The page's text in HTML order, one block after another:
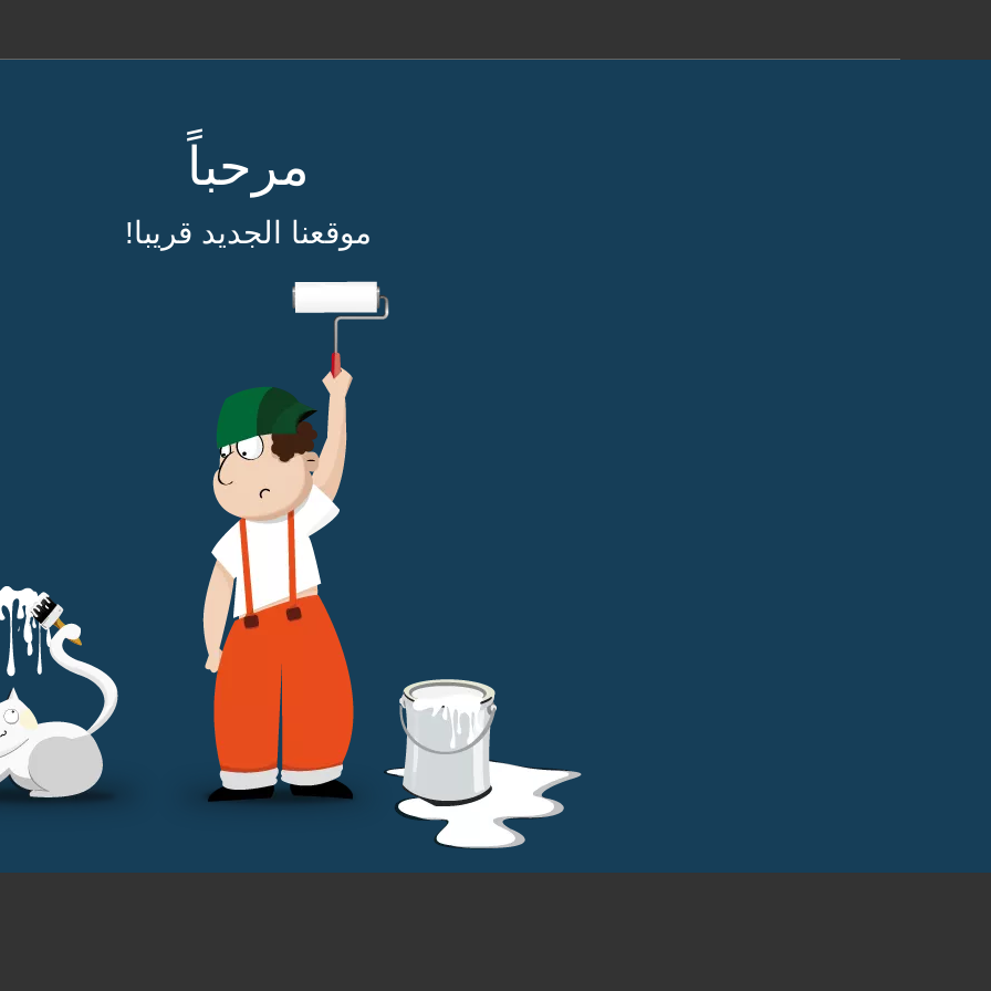
مرحباً
موقعنا الجديد قريبا!